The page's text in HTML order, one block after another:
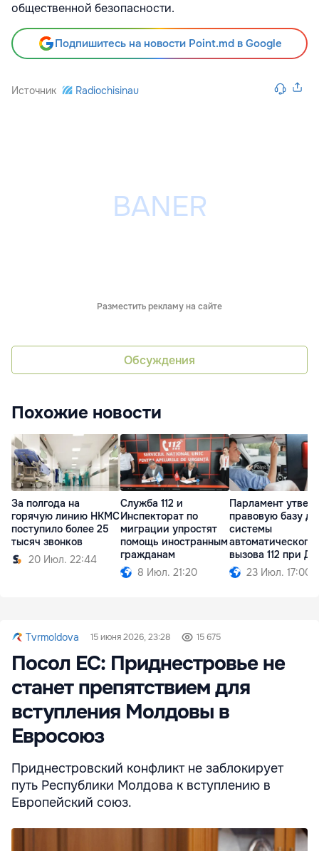
общественной безопасности.
Подпишитесь на новости Point.md в Google
Источник Radiochisinau
Разместить рекламу на сайте
Обсуждения
Похожие новости
За полгода на
горячую линию НКМС
поступило более 25
тысяч звонков
20 Июл. 22:44
Служба 112 и
Инспекторат по
миграции упростят
помощь иностранным
гражданам
8 Июл. 21:20
Парламент
правовую базу
системы
автоматического
вызова 112 при
23 Июл. 17:00
Tvrmoldova 15 июня 2026, 23:28 15 675
Посол ЕС: Приднестровье не
станет препятствием для
вступления Молдовы в
Евросоюз
Приднестровский конфликт не заблокирует
путь Республики Молдова к вступлению в
Европейский союз.